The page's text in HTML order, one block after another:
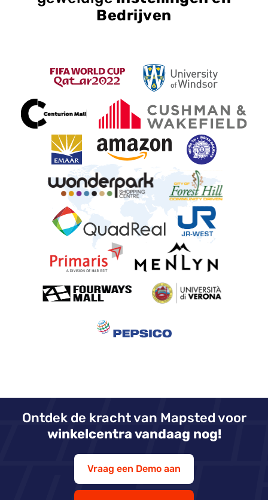
Bedrijven
Ontdek de kracht van Mapsted voor
winkelcentra vandaag nog!
Vraag een Demo aan